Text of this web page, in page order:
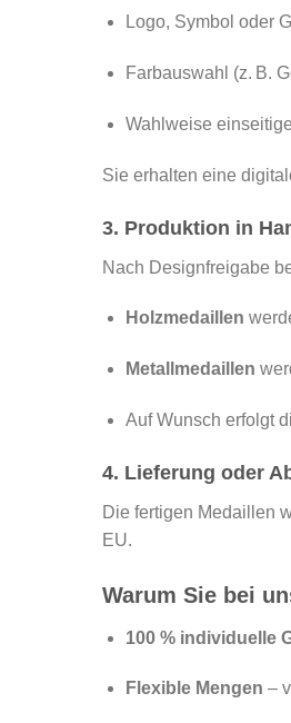
Logo, Symbol oder
Farbauswahl (z. B.
Wahlweise
Sie erhalten eine
3. Produktion in
Nach Designfreigabe
Holzmedaillen
Metallmedaillen
Auf Wunsch erfolgt
4. Lieferung oder
Die fertigen Medaillen
EU.
Warum Sie bei
100 % individuelle
Flexible Mengen –